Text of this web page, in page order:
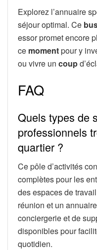
Explorez l’annuaire
séjour optimal. Ce
essor promet encore
ce momentpour y
ou vivre un coup
FAQ
Quels types de
professionnels
quartier ?
Ce pôle d’activités
complètes pour les
des espaces de
réunion et un
conciergerie et de
disponibles pour
quotidien.